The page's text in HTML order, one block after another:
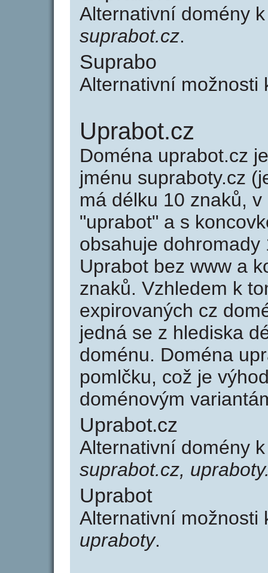
Alternativní domény
suprabot.cz.
Suprabo
Alternativní
Uprabot.cz
Doména uprabot.cz
jménu supraboty.cz
má délku 10 znaků,
"uprabot" a s
obsahuje
Uprabot bez www a
znaků. Vzhledem k
expirovaných cz
jedná se z hlediska
doménu. Doména
pomlčku, což je
doménovým
Uprabot.cz
Alternativní domény
suprabot.cz,
Uprabot
Alternativní
upraboty.